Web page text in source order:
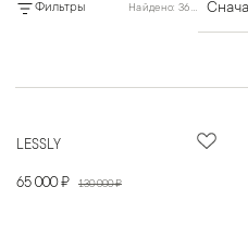
Фильтры Найдено: 368 товаров
LESSLY
65 000 ₽ 130 000 ₽